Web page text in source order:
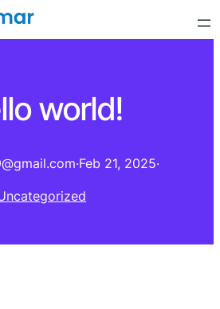
world!
·Feb 21, 2025·